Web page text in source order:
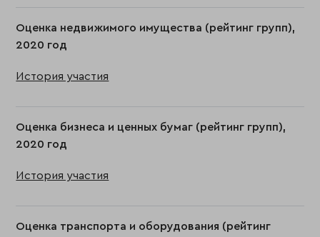
Оценка недвижимого имущества (рейтинг групп),
2020 год
История участия
Оценка бизнеса и ценных бумаг (рейтинг групп),
2020 год
История участия
Оценка транспорта и оборудования (рейтинг